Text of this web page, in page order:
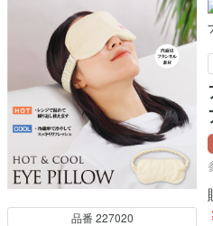
品番 227020